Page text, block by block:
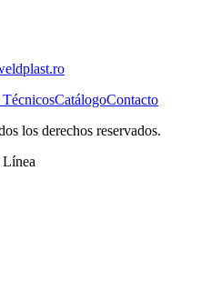
TécnicosCatálogoContacto
los derechos reservados.
Línea